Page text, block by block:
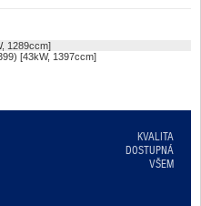
1289ccm]
[43kW, 1397ccm]
KVALITA
DOSTUPNÁ
VŠEM